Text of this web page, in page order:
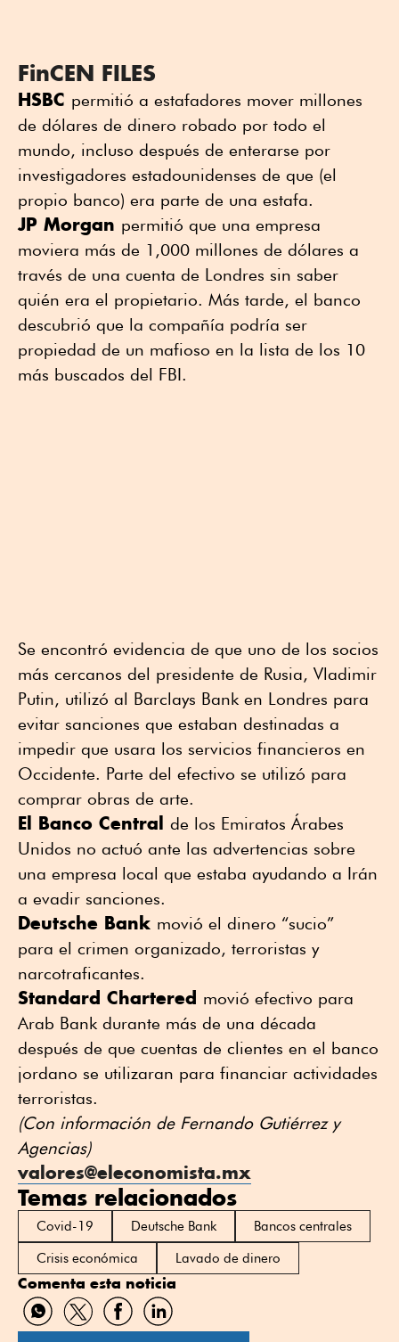
FinCEN FILES
HSBC permitió a estafadores mover millones
de dólares de dinero robado por todo el
mundo, incluso después de enterarse por
investigadores estadounidenses de que (el
propio banco) era parte de una estafa.
JP Morgan permitió que una empresa
moviera más de 1,000 millones de dólares a
través de una cuenta de Londres sin saber
quién era el propietario. Más tarde, el banco
descubrió que la compañía podría ser
propiedad de un mafioso en la lista de los 10
más buscados del FBI.
Se encontró evidencia de que uno de los socios
más cercanos del presidente de Rusia, Vladimir
Putin, utilizó al Barclays Bank en Londres para
evitar sanciones que estaban destinadas a
impedir que usara los servicios financieros en
Occidente. Parte del efectivo se utilizó para
comprar obras de arte.
El Banco Central de los Emiratos Árabes
Unidos no actuó ante las advertencias sobre
una empresa local que estaba ayudando a Irán
a evadir sanciones.
Deutsche Bank movió el dinero “sucio”
para el crimen organizado, terroristas y
narcotraficantes.
Standard Chartered movió efectivo para
Arab Bank durante más de una década
después de que cuentas de clientes en el banco
jordano se utilizaran para financiar actividades
terroristas.
(Con información de Fernando Gutiérrez y
Agencias)
valores@eleconomista.mx
Temas relacionados
Covid-19 Deutsche Bank
Bancos centrales
Crisis económica
Lavado de dinero
Comenta esta noticia
Compartir
por
Compartir
por
Compartir
por
Compartir
por